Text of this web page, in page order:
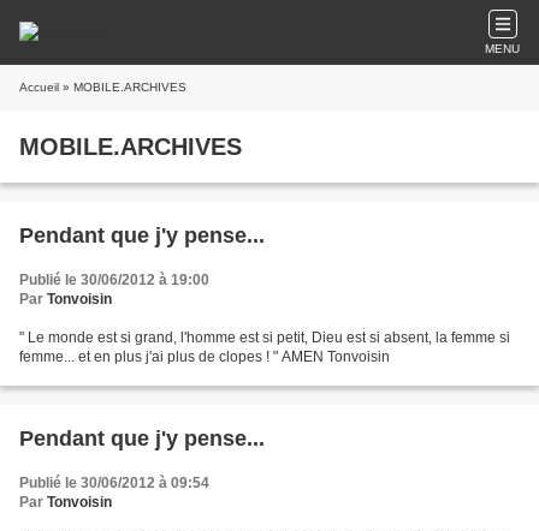
MENU
Accueil » MOBILE.ARCHIVES
MOBILE.ARCHIVES
Pendant que j'y pense...
Publié le 30/06/2012 à 19:00
Par Tonvoisin
" Le monde est si grand, l'homme est si petit, Dieu est si absent, la femme si
femme... et en plus j'ai plus de clopes ! " AMEN Tonvoisin
Pendant que j'y pense...
Publié le 30/06/2012 à 09:54
Par Tonvoisin